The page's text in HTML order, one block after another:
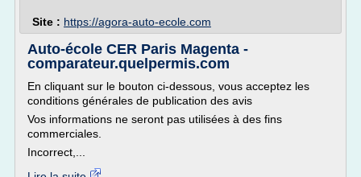
Site : https://agora-auto-ecole.com
Auto-école CER Paris Magenta -
comparateur.quelpermis.com
En cliquant sur le bouton ci-dessous, vous acceptez les
conditions générales de publication des avis
Vos informations ne seront pas utilisées à des fins
commerciales.
Incorrect,...